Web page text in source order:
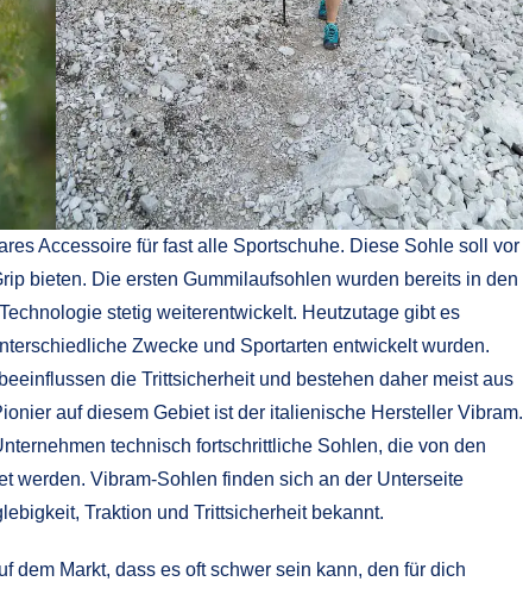
Accessoire für fast alle Sportschuhe. Diese Sohle soll vor
bieten. Die ersten Gummilaufsohlen wurden bereits in den
stetig weiterentwickelt. Heutzutage gibt es
Zwecke und Sportarten entwickelt wurden.
die Trittsicherheit und bestehen daher meist aus
auf diesem Gebiet ist der italienische Hersteller Vibram.
technisch fortschrittliche Sohlen, die von den
werden. Vibram-Sohlen finden sich an der Unterseite
Traktion und Trittsicherheit bekannt.
dem Markt, dass es oft schwer sein kann, den für dich